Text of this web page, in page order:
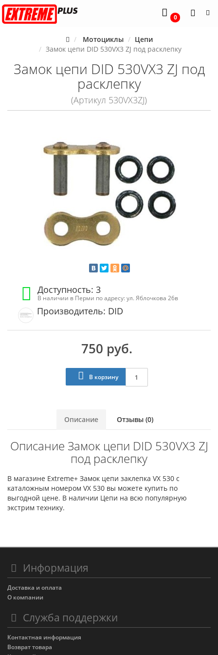
0
Мотоциклы
Цепи
Замок цепи DID 530VX3 ZJ под расклепку
Замок цепи DID 530VX3 ZJ под
расклепку
(Артикул 530VX3ZJ)
Доступность: 3
В наличии в Перми по адресу: ул. Яблочкова 26в
Производитель: DID
750 руб.
В корзину
Описание Отзывы (0)
Описание Замок цепи DID 530VX3 ZJ
под расклепку
В магазине Extreme+ Замок цепи заклепка VX 530 с
каталожным номером VX 530 вы можете купить по
выгодной цене. В наличии Цепи на всю популярную
экстрим технику.
Информация
Доставка и оплата
О компании
Служба поддержки
Контактная информация
Возврат товара